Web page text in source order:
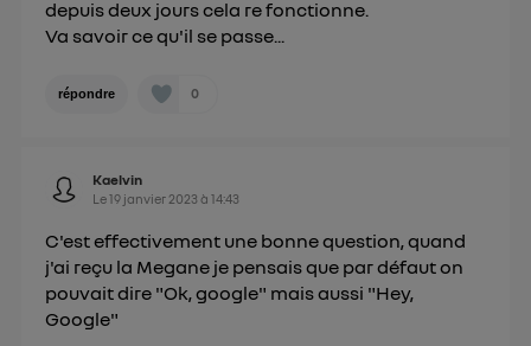
depuis deux jours cela re fonctionne.
Va savoir ce qu'il se passe...
répondre 0
Kaelvin
Le19 janvier 2023 à14:43
C'est effectivement une bonne question, quand
j'ai reçu la Megane je pensais que par défaut on
pouvait dire "Ok, google" mais aussi "Hey,
Google"